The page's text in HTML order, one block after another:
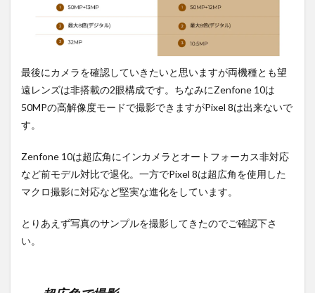
最後にカメラを確認していきたいと思いますが両機種とも望
遠レンズは非搭載の2眼構成です。ちなみにZenfone 10は
50MPの高解像度モードで撮影できますがPixel 8は出来ないで
す。
Zenfone 10は超広角にインカメラとオートフォーカス非対応
など前モデル対比で退化。一方でPixel 8は超広角を使用した
マクロ撮影に対応など堅実な進化をしています。
とりあえず写真のサンプルを撮影してきたのでご確認下さ
い。